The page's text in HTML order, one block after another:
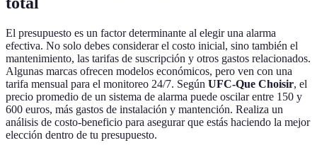
El presupuesto es un factor determinante al elegir una alarma
efectiva. No solo debes considerar el costo inicial, sino también el
mantenimiento, las tarifas de suscripción y otros gastos relacionados.
Algunas marcas ofrecen modelos económicos, pero ven con una
tarifa mensual para el monitoreo 24/7. Según UFC-Que Choisir, el
precio promedio de un sistema de alarma puede oscilar entre 150 y
600 euros, más gastos de instalación y mantención. Realiza un
análisis de costo-beneficio para asegurar que estás haciendo la mejor
elección dentro de tu presupuesto.